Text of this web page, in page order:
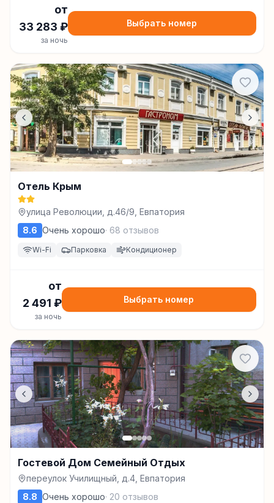
от
33 283 ₽
за ночь
Выбрать номер
Отель Крым
улица Революции, д.46/9, Евпатория
8.6 Очень хорошо· 68 отзывов
Wi-Fi Парковка Кондиционер
от
2 491 ₽
за ночь
Выбрать номер
Гостевой Дом Семейный Отдых
переулок Училищный, д.4, Евпатория
8.8 Очень хорошо· 20 отзывов